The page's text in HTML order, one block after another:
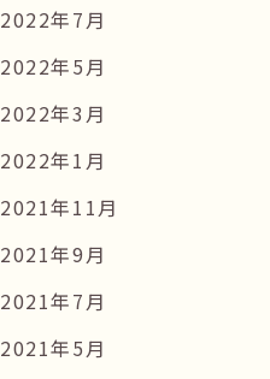
2022年7月
2022年5月
2022年3月
2022年1月
2021年11月
2021年9月
2021年7月
2021年5月